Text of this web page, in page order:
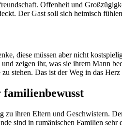
Offenheit und
Der Gast soll sich heimisch
diese müssen aber nicht
zeigen ihr, was sie ihrem Mann
stehen. Das ist der Weg in das
zu ihren Eltern und Geschwistern.
sind in rumänischen Familien